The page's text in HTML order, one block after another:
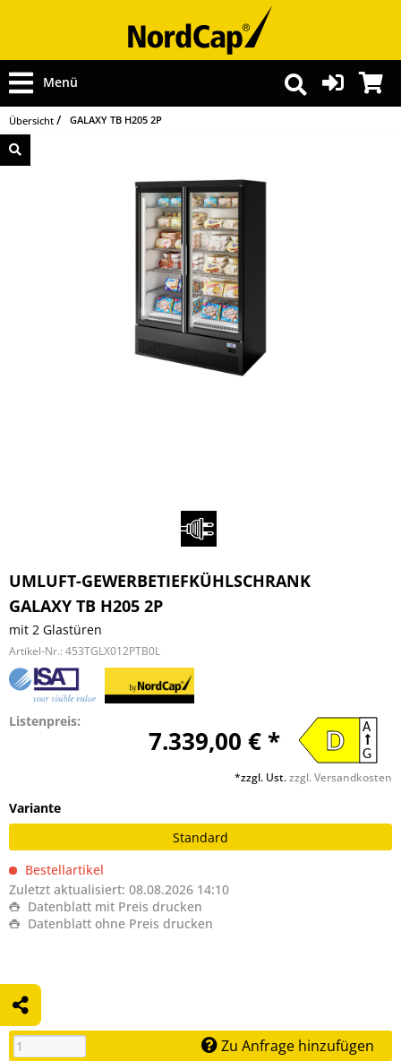
Menü
Übersicht GALAXY TB H205 2P
UMLUFT-GEWERBETIEFKÜHLSCHRANK
GALAXY TB H205 2P
mit 2 Glastüren
Artikel-Nr.: 453TGLX012PTB0L
Listenpreis:
7.339,00 € * A
G
D
*zzgl. Ust.zzgl. Versandkosten
Variante
Standard
Bestellartikel
Zuletzt aktualisiert: 08.08.2026 14:10
Datenblatt mit Preis drucken
Datenblatt ohne Preis drucken
Zu Anfrage hinzufügen